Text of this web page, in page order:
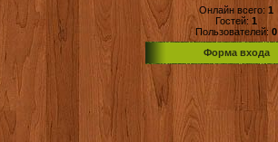
Онлайн всего: 1
Гостей: 1
Пользователей: 0
Форма входа